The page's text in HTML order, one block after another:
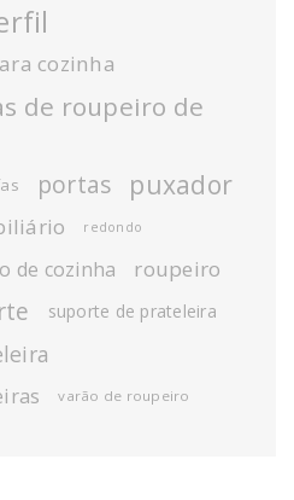
cozinha
de roupeiro de
portas puxador
redondo
de cozinha roupeiro
suporte de prateleira
varão de roupeiro